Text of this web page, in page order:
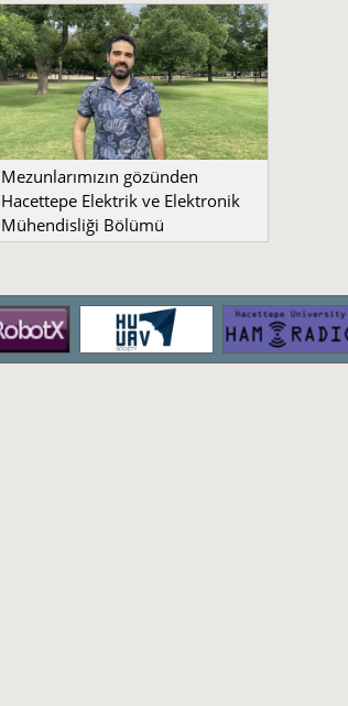
Mezunlarımızın gözünden
Hacettepe Elektrik ve Elektronik
Mühendisliği Bölümü